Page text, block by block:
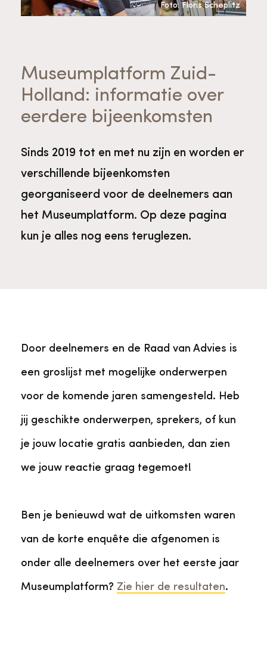
Ergoedvrijwilligersprijs
Thema's
Downloads en nieuwsbrieven
Contact
Advies en ondersteuning voor
Advies en ondersteuning voor
erfgoedinstellingen en musea
Geschiedenis van Zuid-Holland
Ervenconsulent
Bekijk alle diensten
Tarieven en algemene voorwaarden
Over de Monumentenwacht
Voorpagina Monumentenwacht
Raad van Toezicht
Tarieven
Algemene voorwaarden
Museumplatform Zuid-
Holland: informatie over
eerdere bijeenkomsten
Sinds 2019 tot en met nu zijn en worden er
verschillende bijeenkomsten
georganiseerd voor de deelnemers aan
het Museumplatform. Op deze pagina
kun je alles nog eens teruglezen.
Foto: Floris Scheplitz
Door deelnemers en de Raad van Advies is
een groslijst met mogelijke onderwerpen
voor de komende jaren samengesteld. Heb
jij geschikte onderwerpen, sprekers, of kun
je jouw locatie gratis aanbieden, dan zien
we jouw reactie graag tegemoet!
Ben je benieuwd wat de uitkomsten waren
van de korte enquête die afgenomen is
onder alle deelnemers over het eerste jaar
Museumplatform? Zie hier de resultaten.